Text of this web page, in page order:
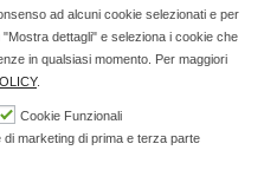
(LE) - Tel: 0832.093720 Cell:
04571460759 - Rea: LE-
della Stampa del Tribunale
01/2015.
€3.147,62 da Invitalia a saldo
ad alcuni cookie selezionati e per
dettagli" e seleziona i cookie che
in qualsiasi momento. Per maggiori
.
Cookie Funzionali
di marketing di prima e terza parte